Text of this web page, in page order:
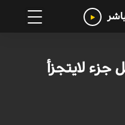
جزء لايتجزأ